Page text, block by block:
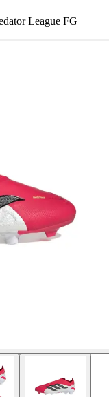
League FG